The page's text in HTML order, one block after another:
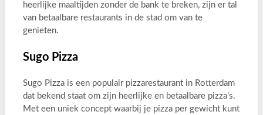
heerlijke maaltijden zonder de bank te breken, zijn er tal
van betaalbare restaurants in de stad om van te
genieten.
Sugo Pizza
Sugo Pizza is een populair pizzarestaurant in Rotterdam
dat bekend staat om zijn heerlijke en betaalbare pizza’s.
Met een uniek concept waarbij je pizza per gewicht kunt